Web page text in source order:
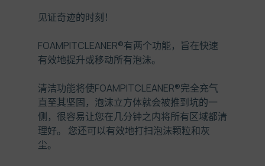
见证奇迹的时刻！
FOAMPITCLEANER®有两个功能，旨在快速
有效地提升或移动所有泡沫。
清洁功能将使FOAMPITCLEANER®完全充气
直至其坚固，泡沫立方体就会被推到坑的一
侧，很容易让您在几分钟之内将所有区域都清
理好。 您还可以有效地打扫泡沫颗粒和灰
尘。